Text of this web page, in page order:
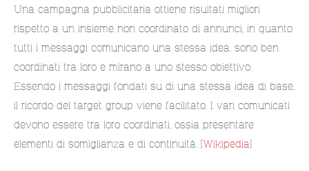
Una campagna pubblicitaria ottiene risultati migliori
rispetto a un insieme non coordinato di annunci, in quanto
tutti i messaggi comunicano una stessa idea, sono ben
coordinati tra loro e mirano a uno stesso obiettivo.
Essendo i messaggi fondati su di una stessa idea di base,
il ricordo del target group viene facilitato. I vari comunicati
devono essere tra loro coordinati, ossia presentare
elementi di somiglianza e di continuità. (Wikipedia)